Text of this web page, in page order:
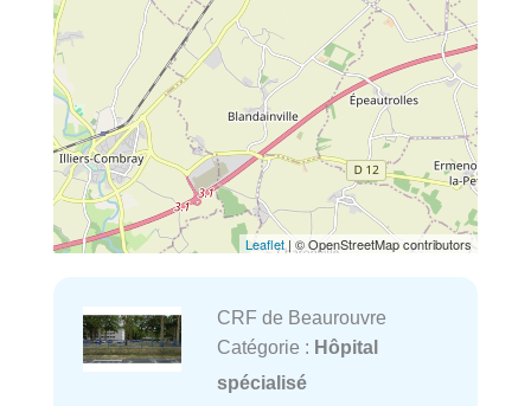
Leaflet| © OpenStreetMap contributors
CRF de Beaurouvre
Catégorie : Hôpital
spécialisé